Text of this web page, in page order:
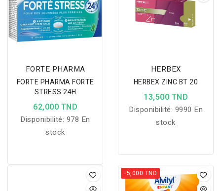
FORTE PHARMA
FORTE PHARMA FORTE
STRESS 24H
62,000 TND
Disponibilité: 978 En
stock
HERBEX
HERBEX ZINC BT 20
13,500 TND
Disponibilité: 9990 En
stock
-5,000 TND